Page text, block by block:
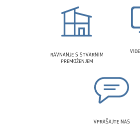
RAVNANJE S STVARNIM
PREMOŽENJEM
VPRAŠAJTE NAS